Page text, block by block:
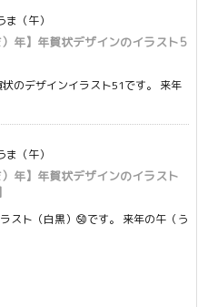
ま（午）
）年】年賀状デザインのイラスト5
のデザインイラスト51です。 来年
ま（午）
）年】年賀状デザインのイラスト
スト（白黒）㊿です。 来年の午（う